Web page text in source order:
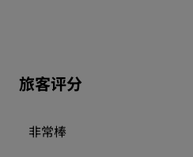
旅客评分
非常棒